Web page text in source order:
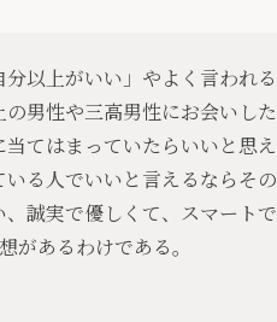
以上がいい」やよく言われ
男性や三高男性にお会いし
てはまっていたらいいと思
いる人でいいと言えるならそ
誠実で優しくて、スマート
あるわけである。